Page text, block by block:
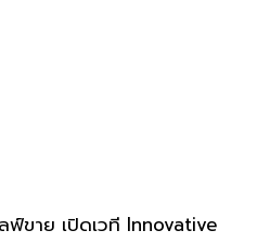
ฟ์ขาย เปิดเวที Innovative